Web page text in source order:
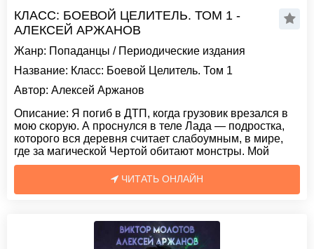
КЛАСС: БОЕВОЙ ЦЕЛИТЕЛЬ. ТОМ 1 -
АЛЕКСЕЙ АРЖАНОВ
Жанр: Попаданцы / Периодические издания
Название: Класс: Боевой Целитель. Том 1
Автор: Алексей Аржанов
Описание: Я погиб в ДТП, когда грузовик врезался в
мою скорую. А проснулся в теле Лада — подростка,
которого вся деревня считает слабоумным, в мире,
где за магической Чертой обитают монстры. Мой
ЧИТАТЬ ОНЛАЙН